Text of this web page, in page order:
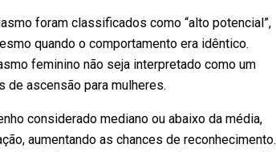
foram classificados como “alto potencial”,
quando o comportamento era idêntico.
feminino não seja interpretado como um
de ascensão para mulheres.
considerado mediano ou abaixo da média,
aumentando as chances de reconhecimento.